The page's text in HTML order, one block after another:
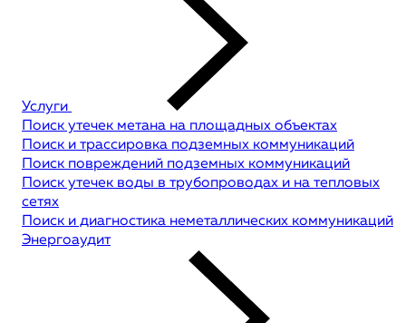
Услуги
Поиск утечек метана на площадных объектах
Поиск и трассировка подземных коммуникаций
Поиск повреждений подземных коммуникаций
Поиск утечек воды в трубопроводах и на тепловых
сетях
Поиск и диагностика неметаллических коммуникаций
Энергоаудит